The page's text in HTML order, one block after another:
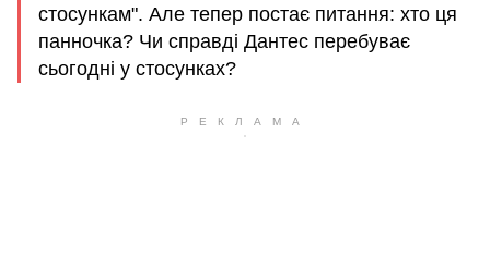
стосункам". Але тепер постає питання: хто ця
панночка? Чи справді Дантес перебуває
сьогодні у стосунках?